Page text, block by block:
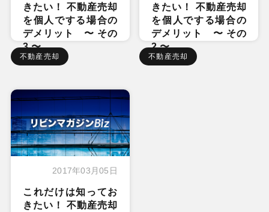
きたい！ 不動産売却
を個人でする場合の
デメリット 〜 その
3 〜
不動産売却
きたい！ 不動産売却
を個人でする場合の
デメリット 〜 その
2 〜
不動産売却
2017年03月05日
これだけは知ってお
きたい！ 不動産売却